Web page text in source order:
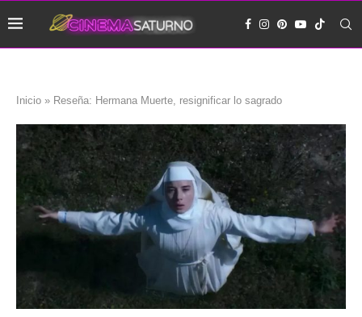
Inicio » Reseña: Hermana Muerte, resignificar lo sagrado